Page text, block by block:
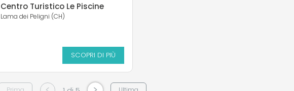
Centro Turistico Le Piscine
Lama dei Peligni (CH)
SCOPRI DI PIÙ